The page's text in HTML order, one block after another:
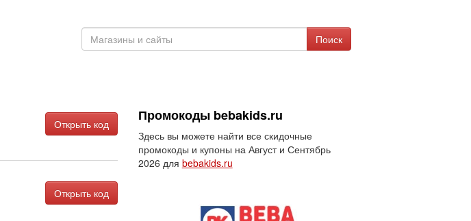
Поиск
Открыть код
Открыть код
Промокоды bebakids.ru
Здесь вы можете найти все скидочные
промокоды и купоны на Август и Сентябрь
2026 для bebakids.ru